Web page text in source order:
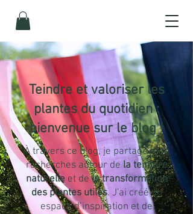
Teindreet valoriser les
plantes du quotidien:
bienvenue sur le blog !
À travers ce blog, je partage mes
recherches autour de la teinture
naturelleet dela transformation
des plantes utiles. J'ai créé un
espace d’inspiration et de